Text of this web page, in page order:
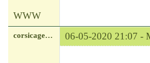
WWW
corsicagenealugia 06-05-2020 21:07 -